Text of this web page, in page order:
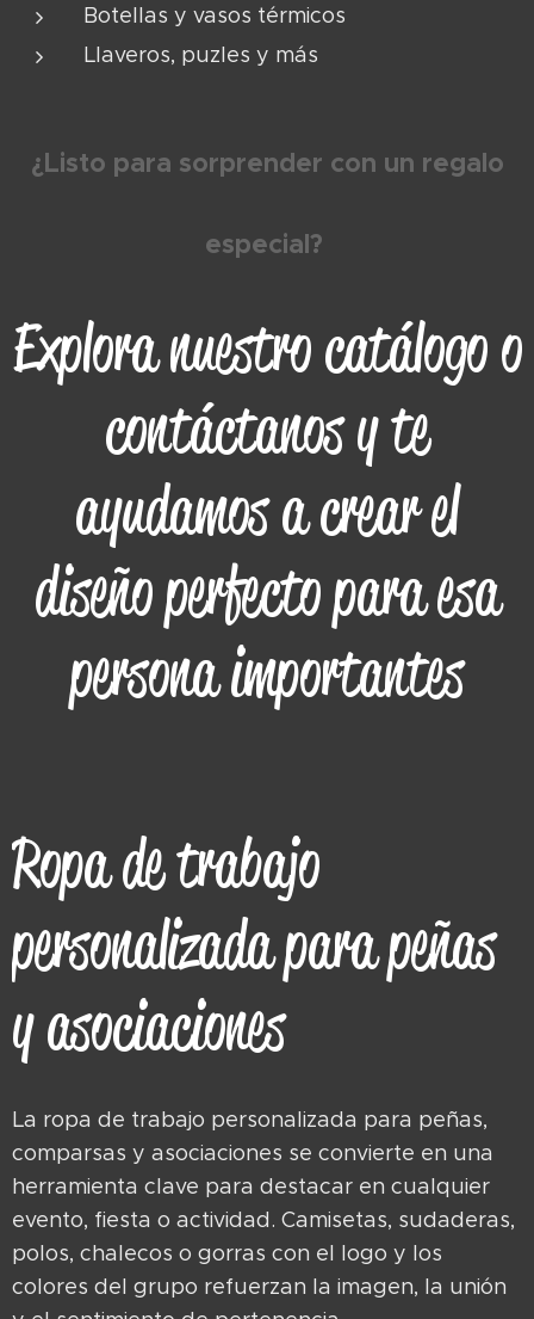
Botellas y vasos térmicos
Llaveros, puzles y más
¿Listo para sorprender con un regalo
especial?
Explora nuestro catálogo o
contáctanos y te
ayudamos a crear el
diseño perfecto para esa
persona importantes
Ropa de trabajo
personalizada para peñas
y asociaciones
La ropa de trabajo personalizada para peñas,
comparsas y asociaciones se convierte en una
herramienta clave para destacar en cualquier
evento, fiesta o actividad. Camisetas, sudaderas,
polos, chalecos o gorras con el logo y los
colores del grupo refuerzan la imagen, la unión